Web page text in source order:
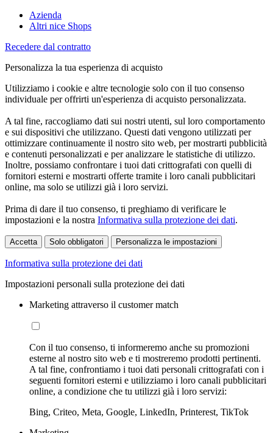
Azienda
Altri nice Shops
Recedere dal contratto
Personalizza la tua esperienza di acquisto
Utilizziamo i cookie e altre tecnologie solo con il tuo consenso
individuale per offrirti un'esperienza di acquisto personalizzata.
A tal fine, raccogliamo dati sui nostri utenti, sul loro comportamento
e sui dispositivi che utilizzano. Questi dati vengono utilizzati per
ottimizzare continuamente il nostro sito web, per mostrarti pubblicità
e contenuti personalizzati e per analizzare le statistiche di utilizzo.
Inoltre, possiamo confrontare i tuoi dati crittografati con quelli di
fornitori esterni e mostrarti offerte tramite i loro canali pubblicitari
online, ma solo se utilizzi già i loro servizi.
Prima di dare il tuo consenso, ti preghiamo di verificare le
impostazioni e la nostra Informativa sulla protezione dei dati.
Accetta Solo obbligatori Personalizza le impostazioni
Informativa sulla protezione dei dati
Impostazioni personali sulla protezione dei dati
Marketing attraverso il customer match
Con il tuo consenso, ti informeremo anche su promozioni
esterne al nostro sito web e ti mostreremo prodotti pertinenti.
A tal fine, confrontiamo i tuoi dati personali crittografati con i
seguenti fornitori esterni e utilizziamo i loro canali pubblicitari
online, a condizione che tu utilizzi già i loro servizi:
Bing, Criteo, Meta, Google, LinkedIn, Printerest, TikTok